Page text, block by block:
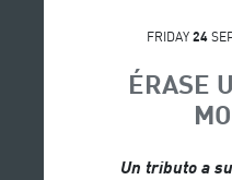
FRIDAY 24
ÉRASE
Un tributo a